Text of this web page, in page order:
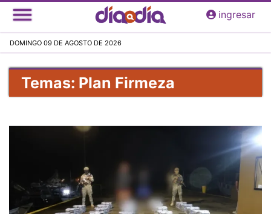
Pasar
al
principal
ingresar
DOMINGO 09 DE AGOSTO DE 2026
Temas: Plan Firmeza